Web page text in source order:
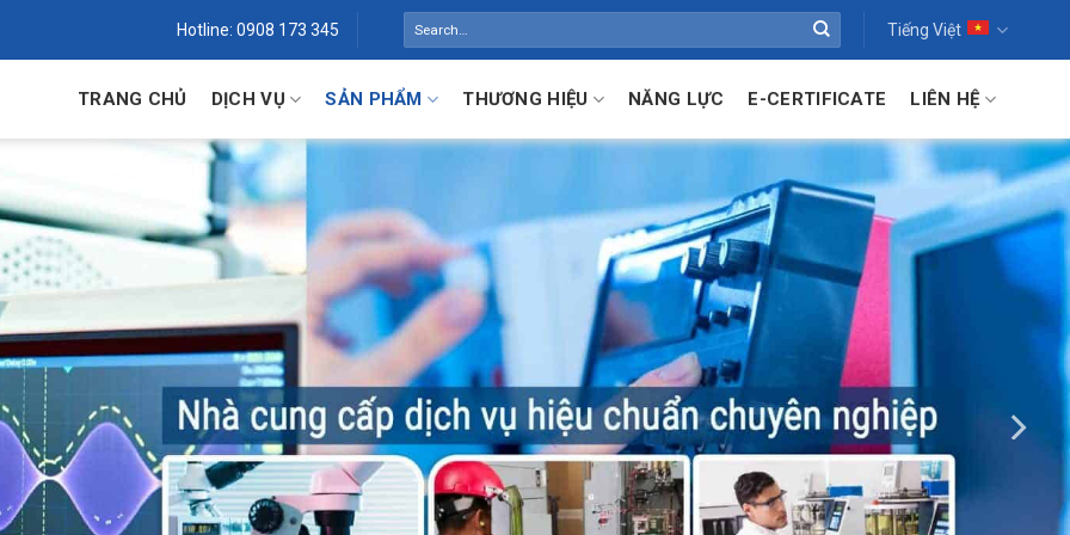
Hotline: 0908 173 345 Tiếng Việt
TRANG CHỦ DỊCH VỤ SẢN PHẨM THƯƠNG HIỆU NĂNG LỰC E-CERTIFICATE LIÊN HỆ